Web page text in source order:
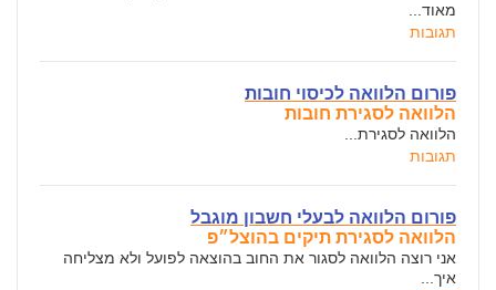
מאוד...
תגובות
פורום הלוואה לכיסוי חובות
הלוואה לסגירת חובות
הלוואה לסגירת...
תגובות
פורום הלוואה לבעלי חשבון מוגבל
הלוואה לסגירת תיקים בהוצל״פ
אני רוצה הלוואה לסגור את החוב בהוצאה לפועל ולא מצליחה
איך...